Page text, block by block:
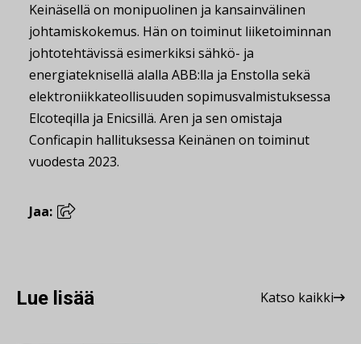
Keinäsellä on monipuolinen ja kansainvälinen
johtamiskokemus. Hän on toiminut liiketoiminnan
johtotehtävissä esimerkiksi sähkö- ja
energiateknisellä alalla ABB:lla ja Enstolla sekä
elektroniikkateollisuuden sopimusvalmistuksessa
Elcoteqilla ja Enicsillä. Aren ja sen omistaja
Conficapin hallituksessa Keinänen on toiminut
vuodesta 2023.
Jaa:
Lue lisää Katso kaikki